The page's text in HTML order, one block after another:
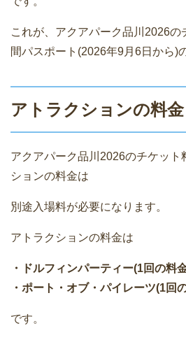
これが、アクアパーク品川2026
間パスポート(2026年9月6日から)
アトラクションの料金
アクアパーク品川2026のチケット
ションの料金は
別途入場料が必要になります。
アトラクションの料金は
・ドルフィンパーティー(1回の料
・ポート・オブ・パイレーツ(1回
です。